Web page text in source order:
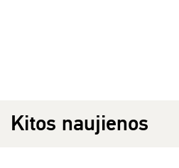
Kitos naujienos